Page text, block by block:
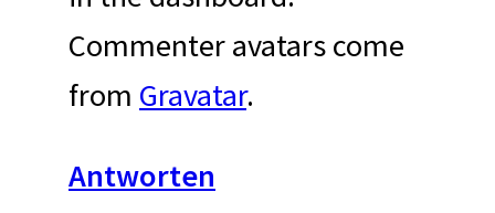
Commenter avatars come
from Gravatar.
Antworten